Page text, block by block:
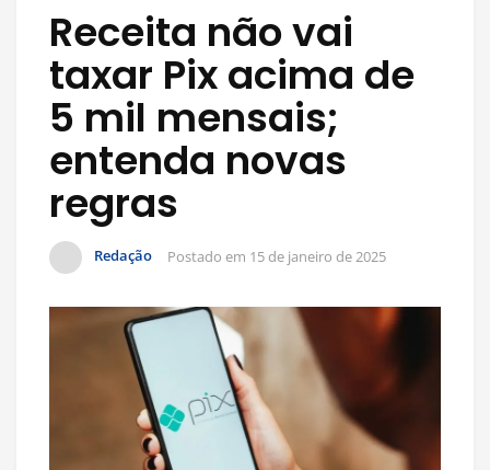
Receita não vai
taxar Pix acima de
5 mil mensais;
entenda novas
regras
Redação Postado em 15 de janeiro de 2025